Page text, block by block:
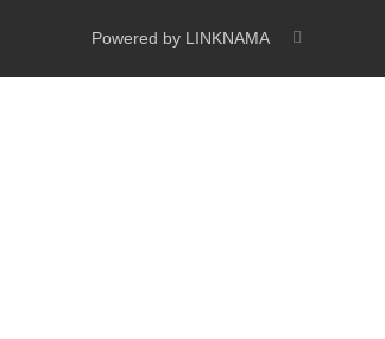
Powered by LINKNAMA